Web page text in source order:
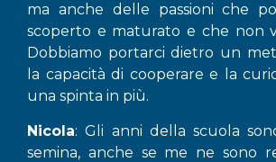
ma anche delle passioni che
scoperto e maturato e che non
Dobbiamo portarci dietro un
la capacità di cooperare e la
una spinta in più.
Nicola: Gli anni della scuola
semina, anche se me ne sono